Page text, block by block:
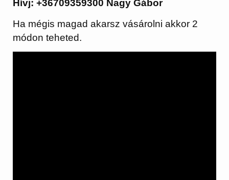
Hívj: +36709359300 Nagy Gábor
Ha mégis magad akarsz vásárolni akkor 2
módon teheted.